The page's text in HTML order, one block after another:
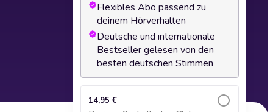
Flexibles Abo passend zu
deinem Hörverhalten
Deutsche und internationale
Bestseller gelesen von den
besten deutschen Stimmen
14,95 €